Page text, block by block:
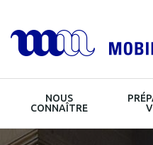
principale
HOME
NOUS
CONNAÎTRE